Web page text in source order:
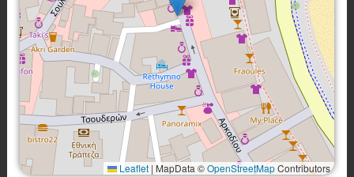
Leaflet | MapData ©OpenStreetMapContributors